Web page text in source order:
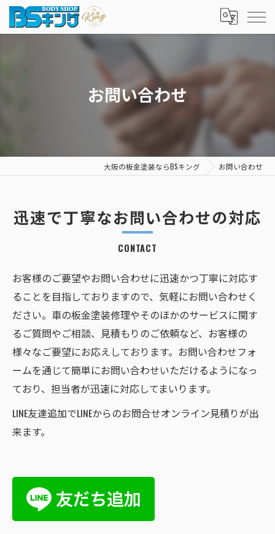
お問い合わせ
大阪の板金塗装ならBSキング お問い合わせ
迅速で丁寧なお問い合わせの対応
CONTACT
お客様のご要望やお問い合わせに迅速かつ丁寧に対応す
ることを目指しておりますので、気軽にお問い合わせく
ださい。車の板金塗装修理やそのほかのサービスに関す
るご質問やご相談、見積もりのご依頼など、お客様の
様々なご要望にお応えしております。お問い合わせフォ
ームを通じて簡単にお問い合わせいただけるようになっ
ており、担当者が迅速に対応してまいります。
LINE友達追加でLINEからのお問合せオンライン見積りが出
来ます。